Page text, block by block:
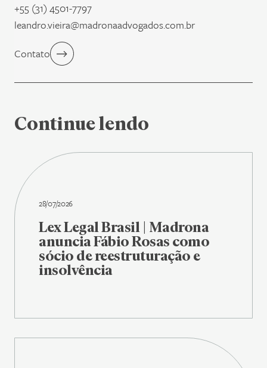
+55 (31) 4501-7797
leandro.vieira@madronaadvogados.com.br
Contato
Continue lendo
28/07/2026
Lex Legal Brasil | Madrona
anuncia Fábio Rosas como
sócio de reestruturação e
insolvência